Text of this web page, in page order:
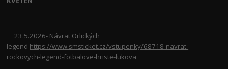
23.5.2026- Návrat Orlických
legend https://www.smsticket.cz/vstupenky/68718-navrat-
rockovych-legend-fotbalove-hriste-lukova